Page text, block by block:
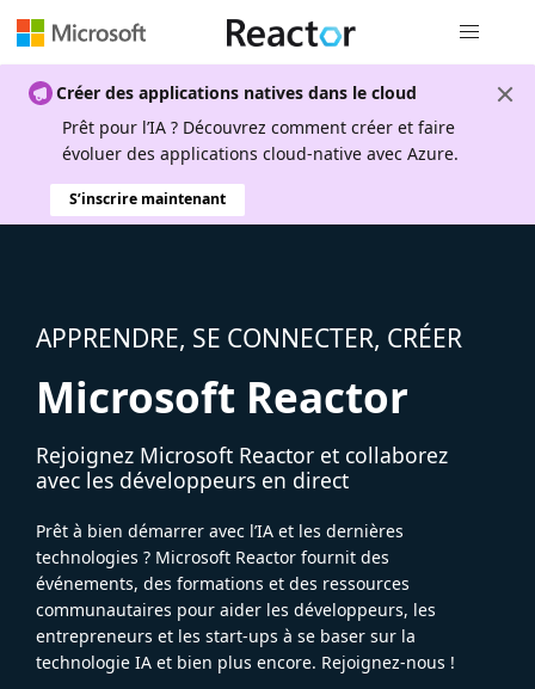
Créer des applications natives dans le cloud
Prêt pour l’IA ? Découvrez comment créer et faire
évoluer des applications cloud-native avec Azure.
S’inscrire maintenant
APPRENDRE, SE CONNECTER, CRÉER
Microsoft Reactor
Rejoignez Microsoft Reactor et collaborez
avec les développeurs en direct
Prêt à bien démarrer avec l’IA et les dernières
technologies ? Microsoft Reactor fournit des
événements, des formations et des ressources
communautaires pour aider les développeurs, les
entrepreneurs et les start-ups à se baser sur la
technologie IA et bien plus encore. Rejoignez-nous !